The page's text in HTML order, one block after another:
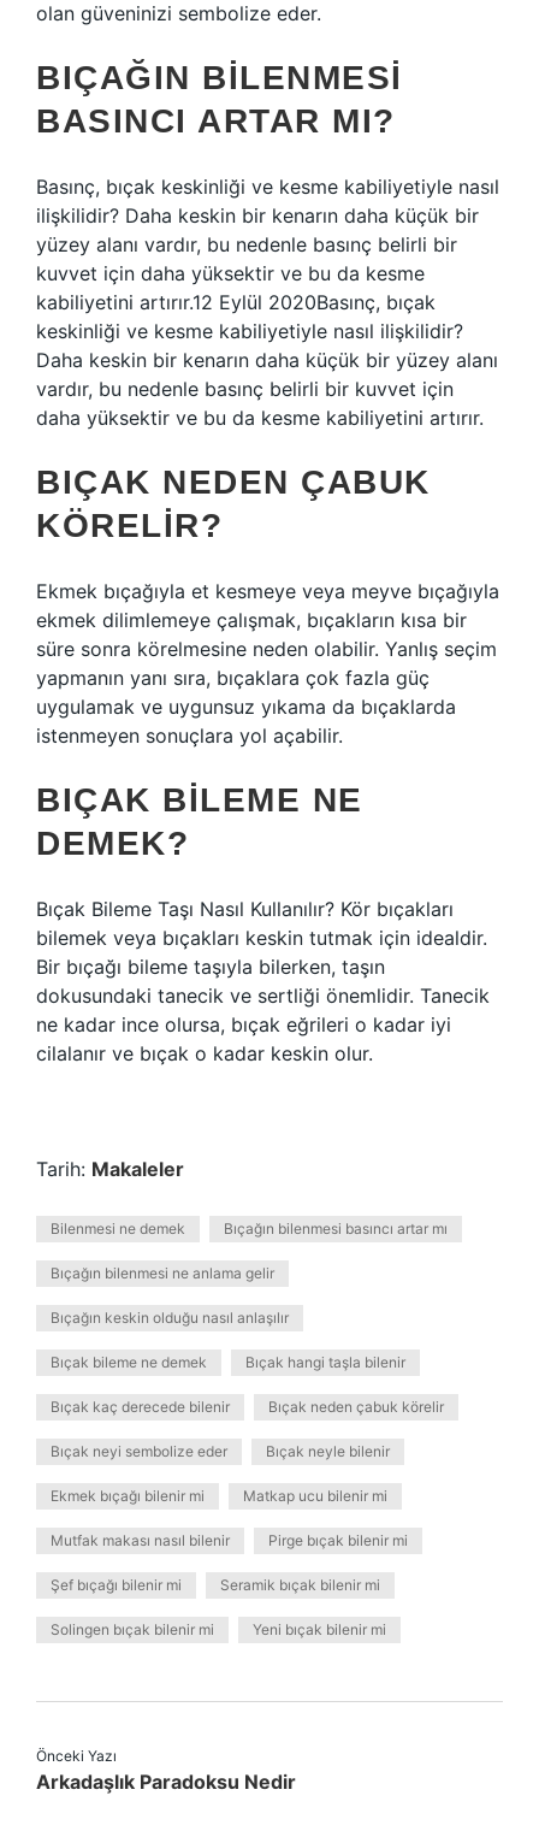
olan güveninizi sembolize eder.
BIÇAĞIN BILENMESI
BASINCI ARTAR MI?
Basınç, bıçak keskinliği ve kesme kabiliyetiyle nasıl
ilişkilidir? Daha keskin bir kenarın daha küçük bir
yüzey alanı vardır, bu nedenle basınç belirli bir
kuvvet için daha yüksektir ve bu da kesme
kabiliyetini artırır.12 Eylül 2020Basınç, bıçak
keskinliği ve kesme kabiliyetiyle nasıl ilişkilidir?
Daha keskin bir kenarın daha küçük bir yüzey alanı
vardır, bu nedenle basınç belirli bir kuvvet için
daha yüksektir ve bu da kesme kabiliyetini artırır.
BIÇAK NEDEN ÇABUK
KÖRELIR?
Ekmek bıçağıyla et kesmeye veya meyve bıçağıyla
ekmek dilimlemeye çalışmak, bıçakların kısa bir
süre sonra körelmesine neden olabilir. Yanlış seçim
yapmanın yanı sıra, bıçaklara çok fazla güç
uygulamak ve uygunsuz yıkama da bıçaklarda
istenmeyen sonuçlara yol açabilir.
BIÇAK BILEME NE
DEMEK?
Bıçak Bileme Taşı Nasıl Kullanılır? Kör bıçakları
bilemek veya bıçakları keskin tutmak için idealdir.
Bir bıçağı bileme taşıyla bilerken, taşın
dokusundaki tanecik ve sertliği önemlidir. Tanecik
ne kadar ince olursa, bıçak eğrileri o kadar iyi
cilalanır ve bıçak o kadar keskin olur.
Tarih: Makaleler
Bilenmesi ne demek Bıçağın bilenmesi basıncı artar mı
Bıçağın bilenmesi ne anlama gelir
Bıçağın keskin olduğu nasıl anlaşılır
Bıçak bileme ne demek Bıçak hangi taşla bilenir
Bıçak kaç derecede bilenir Bıçak neden çabuk körelir
Bıçak neyi sembolize eder Bıçak neyle bilenir
Ekmek bıçağı bilenir mi Matkap ucu bilenir mi
Mutfak makası nasıl bilenir Pirge bıçak bilenir mi
Şef bıçağı bilenir mi Seramik bıçak bilenir mi
Solingen bıçak bilenir mi Yeni bıçak bilenir mi
Önceki Yazı
Arkadaşlık Paradoksu Nedir